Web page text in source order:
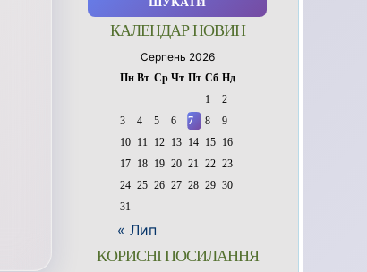
КАЛЕНДАР НОВИН
Серпень 2026
Пн Вт Ср Чт Пт Сб Нд
1
2
3
4 5 6 7 8
9
10
11 12 13 14 15
16
17
18 19 20 21 22 23
24 25 26 27 28 29 30
31
« Лип
КОРИСНІ ПОСИЛАННЯ